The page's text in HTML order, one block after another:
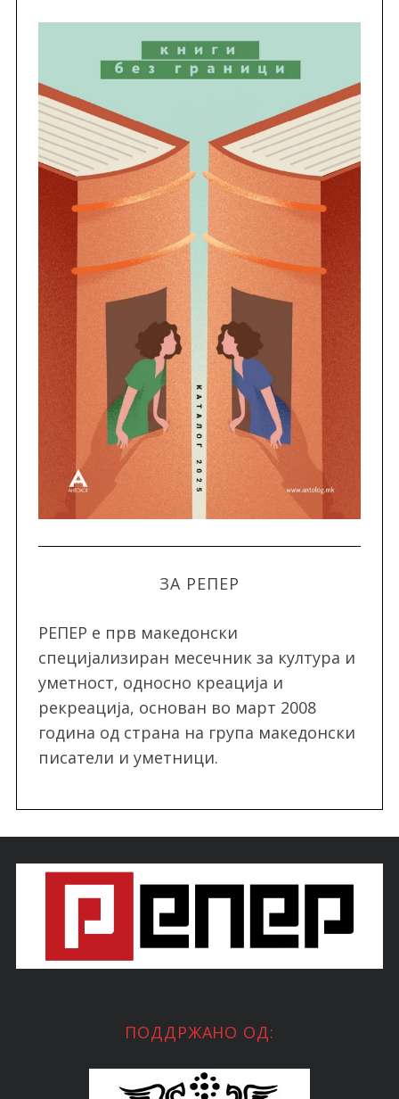
ЗА РЕПЕР
РЕПЕР e прв македонски
специјализиран месечник за култура и
уметност, односно креација и
рекреација, oснован во март 2008
година од страна на група македонски
писатели и уметници.
ПОДДРЖАНО ОД: